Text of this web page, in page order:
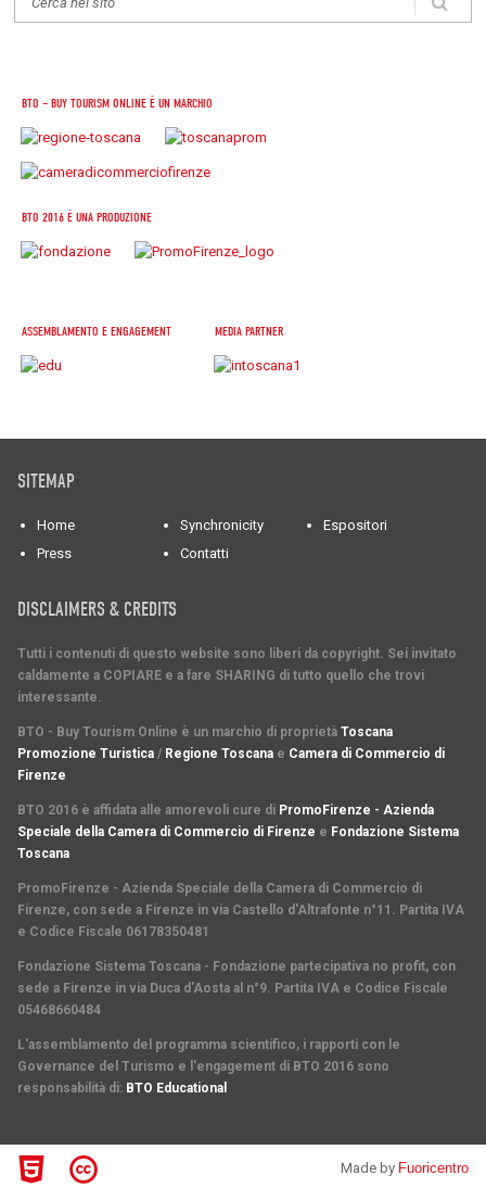
BTO – BUY TOURISM ONLINE È UN MARCHIO
BTO 2016 È UNA PRODUZIONE
ASSEMBLAMENTO E ENGAGEMENT MEDIA PARTNER
SITEMAP
Home Synchronicity
Espositori
Press
Contatti
DISCLAIMERS & CREDITS
Tutti i contenuti di questo website sono liberi da copyright. Sei invitato
caldamente a COPIARE e a fare SHARING di tutto quello che trovi
interessante.
BTO - Buy Tourism Online è un marchio di proprietà Toscana
Promozione Turistica / Regione Toscana e Camera di Commercio di
Firenze
BTO 2016 è affidata alle amorevoli cure di PromoFirenze - Azienda
Speciale della Camera di Commercio di Firenze e Fondazione Sistema
Toscana
PromoFirenze - Azienda Speciale della Camera di Commercio di
Firenze, con sede a Firenze in via Castello d'Altrafonte n°11. Partita IVA
e Codice Fiscale 06178350481
Fondazione Sistema Toscana - Fondazione partecipativa no profit, con
sede a Firenze in via Duca d'Aosta al n°9. Partita IVA e Codice Fiscale
05468660484
L'assemblamento del programma scientifico, i rapporti con le
Governance del Turismo e l'engagement di BTO 2016 sono
responsabilità di: BTO Educational
Made by Fuoricentro